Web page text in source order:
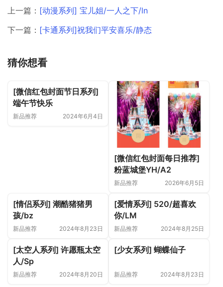
上一篇： [动漫系列] 宝儿姐/一人之下/ln
下一篇： [卡通系列]祝我们平安喜乐/静态
猜你想看
[微信红包封面节日系列]
端午节快乐
新品推荐 2024年6月4日
[微信红包封面每日推荐]
粉蓝城堡YH/A2
新品推荐 2026年6月5日
[情侣系列] 潮酷猪猪男
孩/bz
新品推荐 2024年8月23日
[爱情系列] 520/超喜欢
你/LM
新品推荐 2024年8月25日
[太空人系列] 许愿瓶太空
人/Sp
新品推荐 2024年8月20日
[少女系列] 蝴蝶仙子
新品推荐 2024年8月23日